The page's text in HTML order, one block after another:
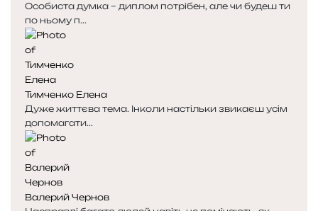
Особиста думка – диплом потрібен, але чи будеш ти
по ньому п...
Тимченко Елена
Дуже життєва тема. Інколи настільки звикаєш усім
допомагати...
Валерий Чернов